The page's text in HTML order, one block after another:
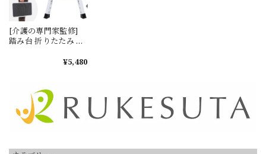
[介護の専門家監修]
踏み台 折りたたみ 高
ップ台 折りたたみ式
助 車の乗り降り サポ
ート 滑り止め付き コ
ンパクト お風呂 足腰
新商品 介護 高齢 敬老
整 MR
¥5,480